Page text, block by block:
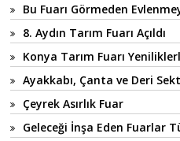
Bu Fuarı Görmeden
8. Aydın Tarım Fuarı Açıldı
Konya Tarım Fuarı
Ayakkabı, Çanta ve Deri
Çeyrek Asırlık Fuar
Geleceği İnşa Eden Fuarlar